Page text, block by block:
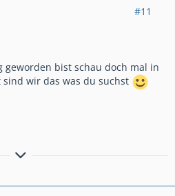
#11
bist schau doch mal in
wir das was du suchst
Team - One Dream | Wir suchen